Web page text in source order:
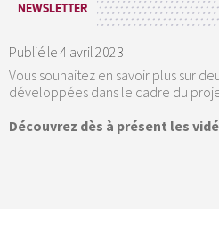
NEWSLETTER
Publié le4 avril 2023
Vous souhaitez en savoir plus sur
développées dans le cadre du
Découvrez dès à présent les